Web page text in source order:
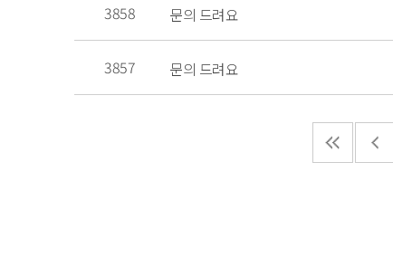
3858 문의 드려요
3857 문의 드려요